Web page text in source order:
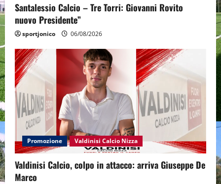
Santalessio Calcio – Tre Torri: Giovanni Rovito
nuovo Presidente”
sportjonico 06/08/2026
Promozione Valdinisi Calcio Nizza
Valdinisi Calcio, colpo in attacco: arriva Giuseppe De
Marco